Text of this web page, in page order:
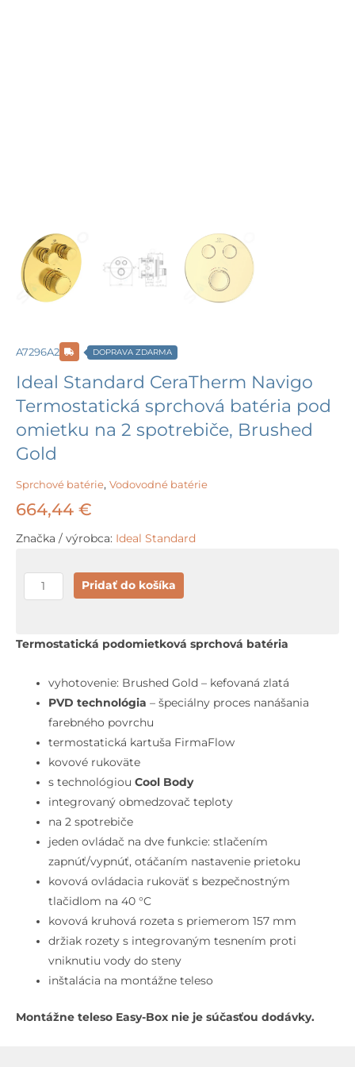
A7296A2 DOPRAVA ZDARMA
Ideal Standard CeraTherm Navigo
Termostatická sprchová batéria pod
omietku na 2 spotrebiče, Brushed
Gold
Sprchové batérie, Vodovodné batérie
664,44 €
Značka / výrobca: Ideal Standard
množstvo
Ideal
CeraTherm
Termostatická
sprchová
batéria
pod
omietku
spotrebiče,
Brushed
Gold
Pridať do košíka
Termostatická podomietková sprchová batéria
vyhotovenie: Brushed Gold – kefovaná zlatá
PVD technológia – špeciálny proces nanášania
farebného povrchu
termostatická kartuša FirmaFlow
kovové rukoväte
s technológiouCool Body
integrovaný obmedzovač teploty
na 2 spotrebiče
jeden ovládač na dve funkcie: stlačením
zapnúť/vypnúť, otáčaním nastavenie prietoku
kovová ovládacia rukoväť s bezpečnostným
tlačidlom na 40 °C
kovová kruhová rozeta s priemerom 157 mm
držiak rozety s integrovaným tesnením proti
vniknutiu vody do steny
inštalácia na montážne teleso
Montážne teleso Easy-Box nie je súčasťou dodávky.